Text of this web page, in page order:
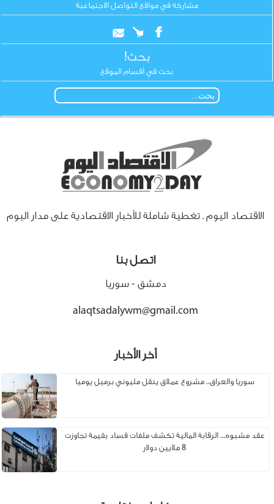
مشاركة في مواقع التواصل الاجتماعية
بحث!
بحث في أقسام الموقع
الاقتصاد اليوم ـ تغطية شاملة للأخبار الاقتصادية على مدار اليوم
اتصل بنا
دمشق - سوريا
alaqtsadalywm@gmail.com
أخر الأخبار
سوريا والعراق.. مشروع عملاق ينقل مليوني برميل يوميا
عقد مشبوه... الرقابة المالية تكشف ملفات فساد بقيمة تجاوزت
8 ملايين دولار